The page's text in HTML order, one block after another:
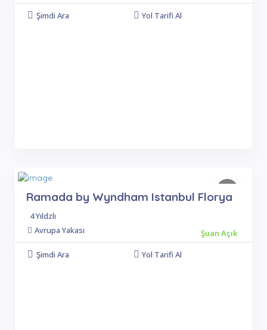
Şimdi Ara
Yol Tarifi Al
Ramada by Wyndham Istanbul Florya
4 Yıldzlı
Avrupa Yakası
Şuan Açık
Şimdi Ara
Yol Tarifi Al